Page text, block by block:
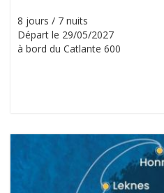
8 jours / 7 nuits
Départ le 29/05/2027
à bord du Catlante 600